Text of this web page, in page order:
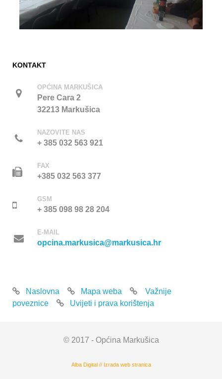
KONTAKT
OPĆINA MARKUŠICA
Pere Cara 2
32213 Markušica
NAZOVITE NAS
+ 385 032 563 921
FAX
+385 032 563 377
GSM
+ 385 098 98 28 204
E-MAIL
opcina.markusica@markusica.hr
Naslovna Mapa weba
Važnije
poveznice
Uvijeti i prava korištenja
© 2017 - Općina Markušica
Alba Digital // Izrada web stranica